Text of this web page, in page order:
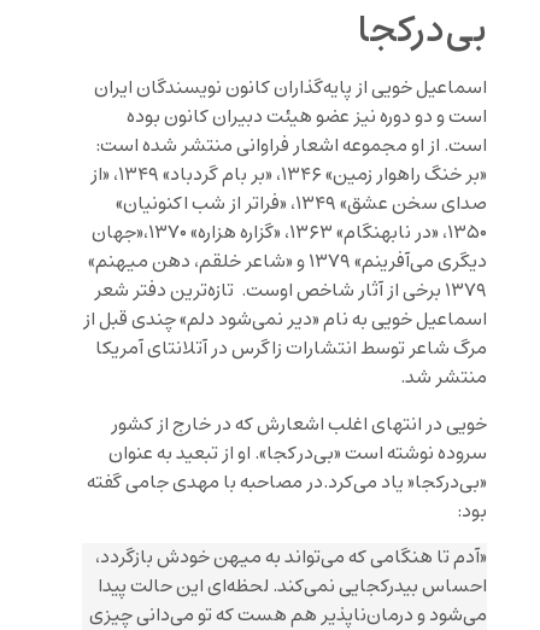
بی‌درکجا
اسماعیل خویی از پایه‌گذاران کانون نویسندگان ایران
است و دو دوره نیز عضو هیئت دبیران کانون بوده
است. از او مجموعه اشعار فراوانی منتشر شده است:
«بر خنگ راهوار زمین» ۱۳۴۶، «بر بام گردباد» ۱۳۴۹، «از
صدای سخن عشق» ۱۳۴۹، «فراتر از شب اکنونیان»
۱۳۵۰، «در نابهنگام» ۱۳۶۳، «گزاره هزاره» ۱۳۷۰،«جهان
دیگری می‌آفرینم» ۱۳۷۹ و «شاعر خلقم، دهن میهنم»
۱۳۷۹ برخی از آثار شاخص اوست. تازه‌ترین دفتر شعر
اسماعیل خویی به نام «دیر نمی‌شود دلم» چندی قبل از
مرگ شاعر توسط انتشارات زاگرس در آتلانتای آمریکا
منتشر شد.
خویی در انتهای اغلب اشعارش که در خارج از کشور
سروده نوشته است «بی‌در‌کجا». او از تبعید به عنوان
«بی‌درکجا« یاد می‌کرد.در مصاحبه با مهدی جامی گفته
بود:
«آدم تا هنگامی که می‌تواند به میهن خودش بازگردد،
احساس بیدرکجایی نمی‌کند. لحظه‌ای این حالت پیدا
می‌شود و درمان‌ناپذیر هم هست که تو می‌دانی چیزی